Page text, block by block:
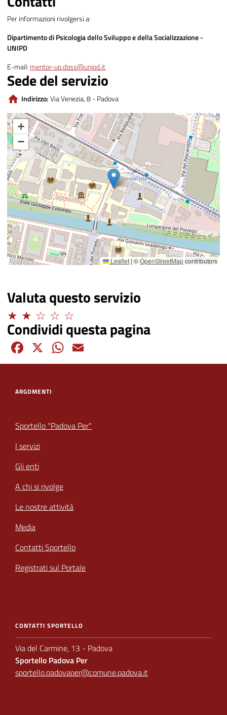
Per informazioni rivolgersi a:
Dipartimento di Psicologia dello Sviluppo e della Socializzazione -
UNIPD
E-mail: mentor-up.dpss@unipd.it
Sede del servizio
Indirizzo:Via Venezia, 8 - Padova
+
−
Leaflet | ©OpenStreetMapcontributors
Valuta questo servizio
Limitato
Condividi questa pagina
Facebook
X WhatsApp
Email
ARGOMENTI
Sportello "Padova Per"
I servizi
Gli enti
A chi si rivolge
Le nostre attività
Media
Contatti Sportello
Registrati sul Portale
CONTATTI SPORTELLO
Via del Carmine, 13 - Padova
Sportello Padova Per
sportello.padovaper@comune.padova.it